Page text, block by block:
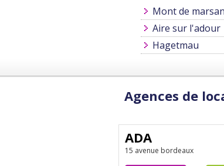
Mont de marsan
Aire sur l'adour
Hagetmau
Agences de
ADA
15 avenue bordeaux